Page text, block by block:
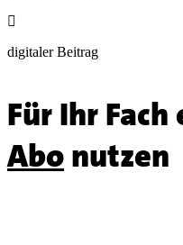

digitaler Beitrag
Für Ihr Fach
Abonutzen